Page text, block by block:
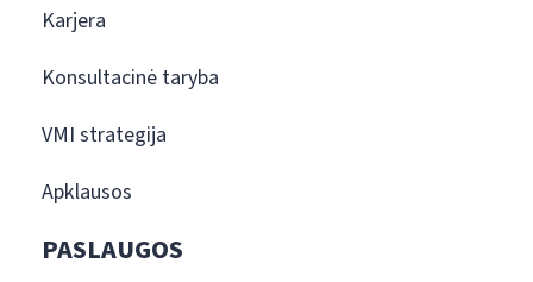
Karjera
Konsultacinė taryba
VMI strategija
Apklausos
PASLAUGOS